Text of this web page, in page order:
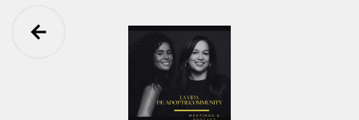
Ga terug